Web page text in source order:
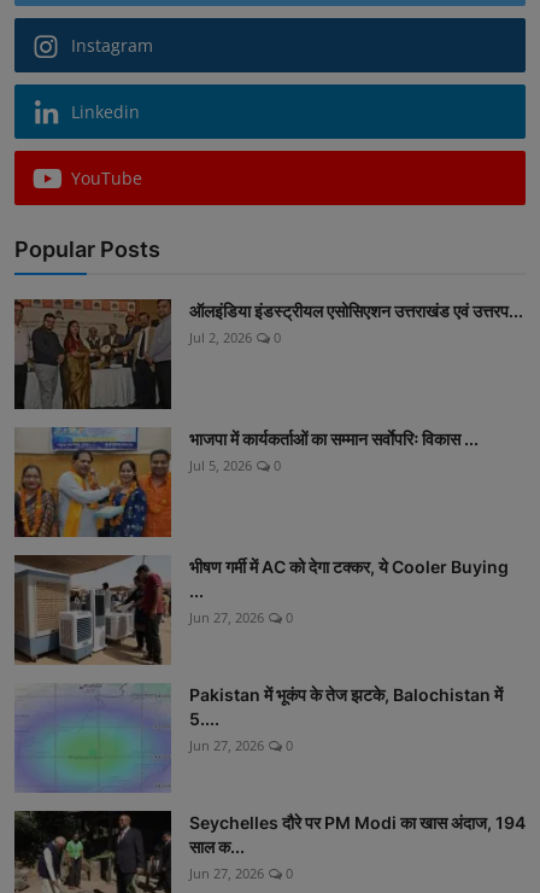
Instagram
Linkedin
YouTube
Popular Posts
ऑलइंडिया इंडस्ट्रीयल एसोसिएशन उत्तराखंड एवं उत्तरप...
Jul 2, 2026 0
भाजपा में कार्यकर्ताओं का सम्मान सर्वाेपरिः विकास ...
Jul 5, 2026 0
भीषण गर्मी में AC को देगा टक्कर, ये Cooler Buying
...
Jun 27, 2026 0
Pakistan में भूकंप के तेज झटके, Balochistan में
5....
Jun 27, 2026 0
Seychelles दौरे पर PM Modi का खास अंदाज, 194
साल क...
Jun 27, 2026 0